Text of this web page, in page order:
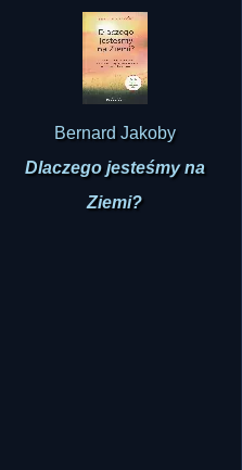
Bernard Jakoby
Dlaczego jesteśmy na
Ziemi?